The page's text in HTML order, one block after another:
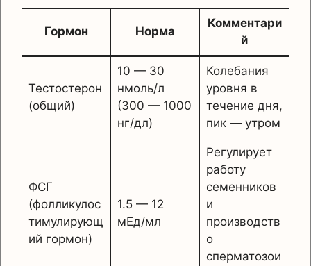
Гормон Норма
Комментари
й
Тестостерон
(общий)
10 — 30
нмоль/л
(300 — 1000
нг/дл)
Колебания
уровня в
течение дня,
пик — утром
ФСГ
(фолликулос
тимулирующ
ий гормон)
1.5 — 12
мЕд/мл
Регулирует
работу
семенников
и
производств
о
сперматозои